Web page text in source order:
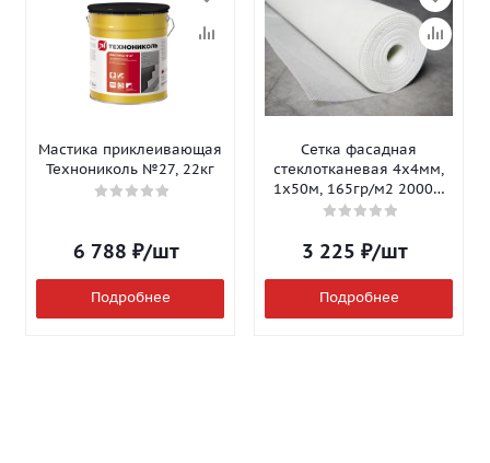
Мастика приклеивающая
Технониколь №27, 22кг
6 788 ₽/шт
Подробнее
Сетка фасадная
стеклотканевая 4х4мм,
1х50м, 165гр/м2 2000Н
Isomax-165
3 225 ₽/шт
Подробнее